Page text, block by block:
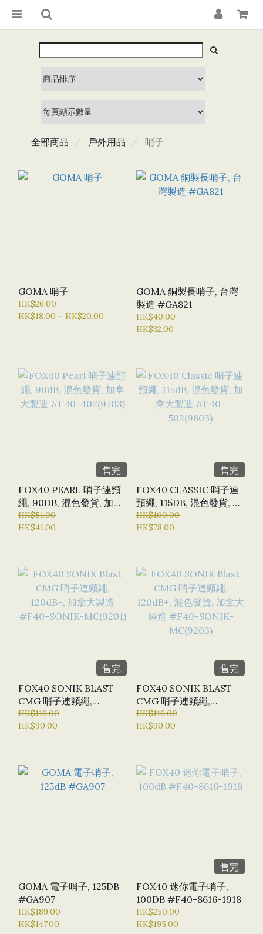
全部商品 戶外用品 哨子
GOMA 哨子
HK$26.00
HK$18.00 ~ HK$20.00
GOMA 銅製長哨子, 台灣
製造 #GA821
HK$40.00
HK$32.00
售完
FOX40 PEARL 哨子連頸
繩, 90DB, 混色發貨, 加拿
大製造 #F40-402(9703)
HK$51.00
HK$41.00
售完
FOX40 CLASSIC 哨子連
頸繩, 115DB, 混色發貨, 加
拿大製造 #F40-
502(9603)
HK$100.00
HK$78.00
售完
FOX40 SONIK BLAST
CMG 哨子連頸繩,
120DB+, 加拿大製造
#F40-SONIK-MC(9201)
HK$116.00
HK$90.00
售完
FOX40 SONIK BLAST
CMG 哨子連頸繩,
120DB+, 混色發貨, 加拿大
製造 #F40-SONIK-
HK$116.00
HK$90.00
GOMA 電子哨子, 125DB
#GA907
HK$189.00
HK$147.00
售完
FOX40 迷你電子哨子,
100DB #F40-8616-1918
HK$250.00
HK$195.00